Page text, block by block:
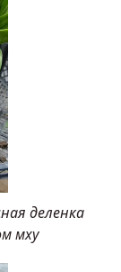
деленка
мху